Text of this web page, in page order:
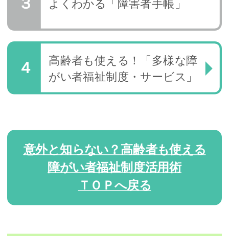
よくわかる「障害者手帳」
高齢者も使える！「多様な障
がい者福祉制度・サービス」
意外と知らない？高齢者も使える
障がい者福祉制度活用術
ＴＯＰへ戻る